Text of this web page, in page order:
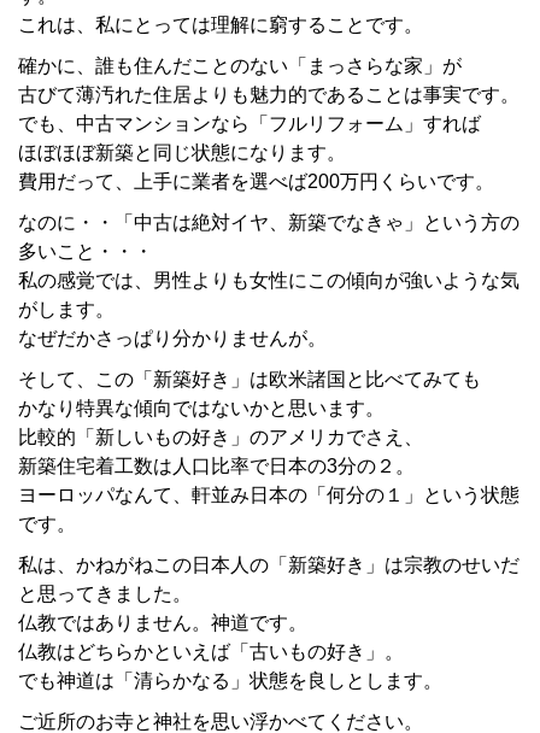
これは、私にとっては理解に窮することです。
確かに、誰も住んだことのない「まっさらな家」が
古びて薄汚れた住居よりも魅力的であることは事実です。
でも、中古マンションなら「フルリフォーム」すれば
ほぼほぼ新築と同じ状態になります。
費用だって、上手に業者を選べば200万円くらいです。
なのに・・「中古は絶対イヤ、新築でなきゃ」という方の
多いこと・・・
私の感覚では、男性よりも女性にこの傾向が強いような気
がします。
なぜだかさっぱり分かりませんが。
そして、この「新築好き」は欧米諸国と比べてみても
かなり特異な傾向ではないかと思います。
比較的「新しいもの好き」のアメリカでさえ、
新築住宅着工数は人口比率で日本の3分の２。
ヨーロッパなんて、軒並み日本の「何分の１」という状態
です。
私は、かねがねこの日本人の「新築好き」は宗教のせいだ
と思ってきました。
仏教ではありません。神道です。
仏教はどちらかといえば「古いもの好き」。
でも神道は「清らかなる」状態を良しとします。
ご近所のお寺と神社を思い浮かべてください。